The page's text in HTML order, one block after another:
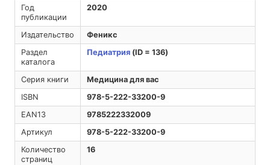
Год
публикации
2020
Издательство
Феникс
Раздел
каталога
Педиатрия(ID = 136)
Серия книги
Медицина для вас
ISBN
978-5-222-33200-9
EAN13
9785222332009
Артикул
978-5-222-33200-9
Количество
страниц
16